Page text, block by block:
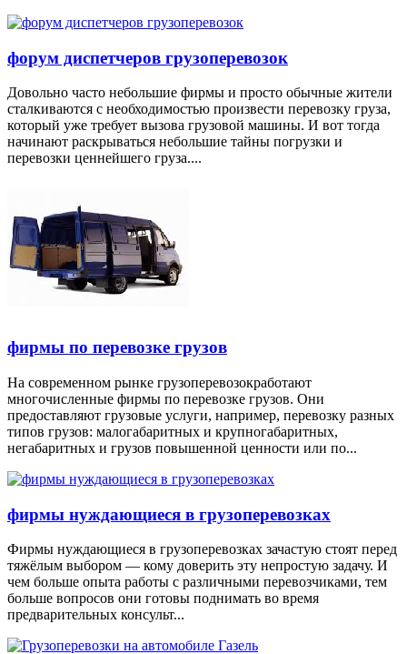
форум диспетчеров грузоперевозок
Довольно часто небольшие фирмы и просто обычные жители
сталкиваются с необходимостью произвести перевозку груза,
который уже требует вызова грузовой машины. И вот тогда
начинают раскрываться небольшие тайны погрузки и
перевозки ценнейшего груза....
фирмы по перевозке грузов
На современном рынке грузоперевозокработают
многочисленные фирмы по перевозке грузов. Они
предоставляют грузовые услуги, например, перевозку разных
типов грузов: малогабаритных и крупногабаритных,
негабаритных и грузов повышенной ценности или по...
фирмы нуждающиеся в грузоперевозках
Фирмы нуждающиеся в грузоперевозках зачастую стоят перед
тяжёлым выбором — кому доверить эту непростую задачу. И
чем больше опыта работы с различными перевозчиками, тем
больше вопросов они готовы поднимать во время
предварительных консульт...